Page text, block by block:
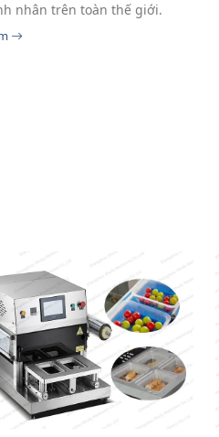
nhân trên toàn thế giới.